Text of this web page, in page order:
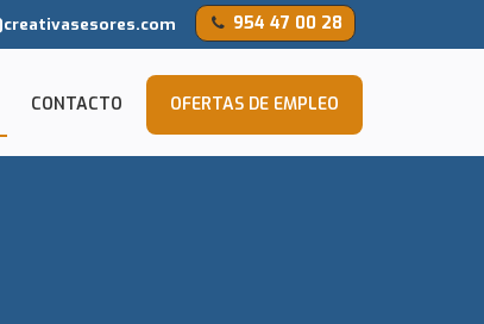
954 47 00 28
CONTACTO OFERTAS DE EMPLEO